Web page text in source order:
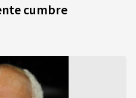
cumbre